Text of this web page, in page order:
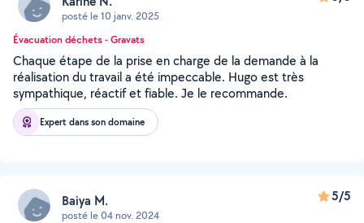
posté le 10 janv. 2025
Évacuation déchets - Gravats
Chaque étape de la prise en charge de la demande à la
réalisation du travail a été impeccable. Hugo est très
sympathique, réactif et fiable. Je le recommande.
Expert dans son domaine
Baiya M.
posté le 04 nov. 2024
5/5